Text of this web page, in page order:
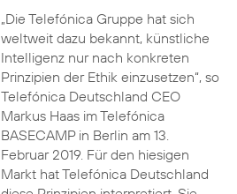
„Die Telefónica Gruppe hat sich
weltweit dazu bekannt, künstliche
Intelligenz nur nach konkreten
Prinzipien der Ethik einzusetzen“, so
Telefónica Deutschland CEO
Markus Haas im Telefónica
BASECAMP in Berlin am 13.
Februar 2019. Für den hiesigen
Markt hat Telefónica Deutschland